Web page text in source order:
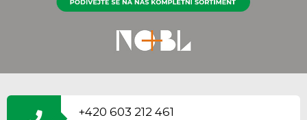
Á
+420 603 212 461